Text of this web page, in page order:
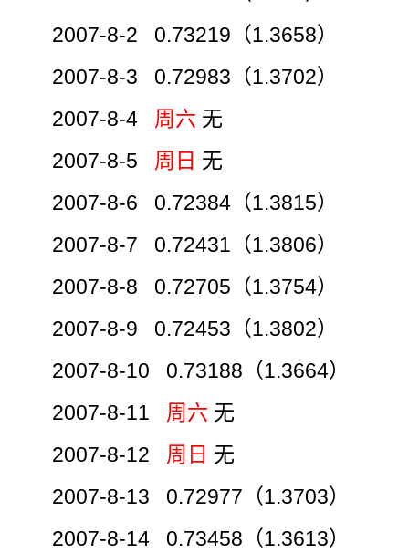
2007-8-2 0.73219（1.3658）
2007-8-3 0.72983（1.3702）
2007-8-4 周六 无
2007-8-5 周日 无
2007-8-6 0.72384（1.3815）
2007-8-7 0.72431（1.3806）
2007-8-8 0.72705（1.3754）
2007-8-9 0.72453（1.3802）
2007-8-10 0.73188（1.3664）
2007-8-11 周六 无
2007-8-12 周日 无
2007-8-13 0.72977（1.3703）
2007-8-14 0.73458（1.3613）